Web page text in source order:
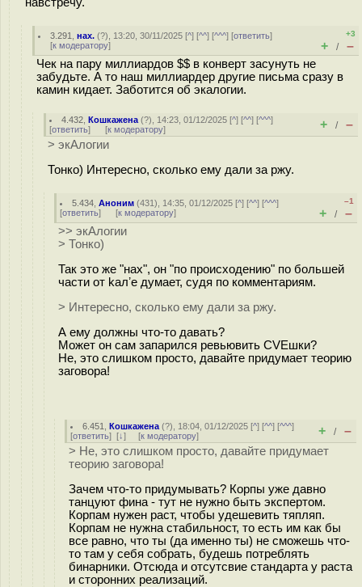
3.291 ,нах. (?), 13:20, 30/11/2025 [^] [^^] [^^^] [ответить]
[к модератору]
+3
+ / –
Чек на пару миллиардов $$ в конверт засунуть не
забудьте. А то наш миллиардер другие письма сразу в
камин кидает. Заботится об экалогии.
4.432 ,Кошкажена (?), 14:23, 01/12/2025 [^] [^^] [^^^]
[ответить] [к модератору] + / –
> экАлогии
Тонко) Интересно, сколько ему дали за ржу.
5.434 ,Аноним (431), 14:35, 01/12/2025 [^] [^^] [^^^]
[ответить] [к модератору]
–1
+ / –
>> экАлогии
> Тонко)
Так это же "нах", он "по происходению" по большей
части от kaлʼе думает, судя по комментариям.
> Интересно, сколько ему дали за ржу.
А ему должны что-то давать?
Может он сам запарился ревьювить CVEшки?
Не, это слишком просто, давайте придумает теорию
заговора!
6.451 ,Кошкажена (?), 18:04, 01/12/2025 [^] [^^] [^^^]
[ответить] [↓] [к модератору] + / –
> Не, это слишком просто, давайте придумает
теорию заговора!
Зачем что-то придумывать? Корпы уже давно
танцуют фина - тут не нужно быть экспертом.
Корпам нужен раст, чтобы удешевить тяпляп.
Корпам не нужна стабильност, то есть им как бы
все равно, что ты (да именно ты) не сможешь что-
то там у себя собрать, будешь потреблять
бинарники. Отсюда и отсутсвие стандарта у раста
и сторонних реализаций.